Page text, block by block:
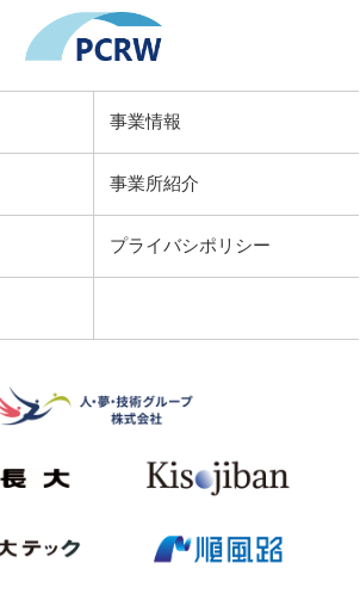
事業情報
事業所紹介
プライバシポリシー